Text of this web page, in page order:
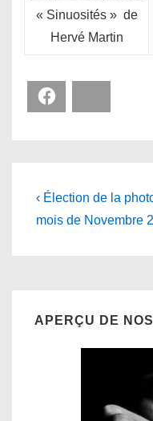
« Sinuosités » de
Hervé Martin
Navigation
de
Previous
Post
‹ Élection de la
mois de Novembre
APERÇU DE